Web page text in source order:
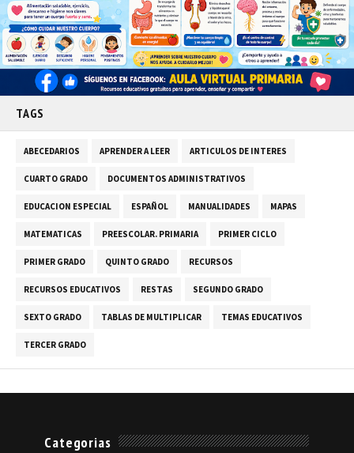
TAGS
ABECEDARIOS APRENDER A LEER ARTICULOS DE INTERES
CUARTO GRADO DOCUMENTOS ADMINISTRATIVOS
EDUCACION ESPECIAL ESPAÑOL MANUALIDADES MAPAS
MATEMATICAS PREESCOLAR. PRIMARIA PRIMER CICLO
PRIMER GRADO QUINTO GRADO RECURSOS
RECURSOS EDUCATIVOS RESTAS SEGUNDO GRADO
SEXTO GRADO TABLAS DE MULTIPLICAR TEMAS EDUCATIVOS
TERCER GRADO
Categorias